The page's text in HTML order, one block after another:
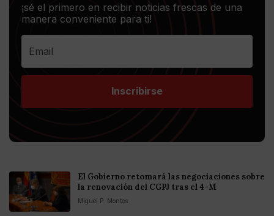
¡sé el primero en recibir noticias frescas de una
manera conveniente para ti!
Inscribirse
El Gobierno retomará las negociaciones sobre
la renovación del CGPJ tras el 4-M
Miguel P. Montes